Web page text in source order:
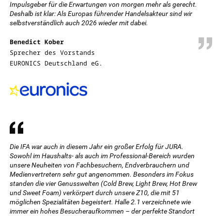
Impulsgeber für die Erwartungen von morgen mehr als gerecht.
Deshalb ist klar: Als Europas führender Handelsakteur sind wir
selbstverständlich auch 2026 wieder mit dabei.
Benedict Kober
Sprecher des Vorstands
EURONICS Deutschland eG.
Die IFA war auch in diesem Jahr ein großer Erfolg für JURA.
Sowohl im Haushalts- als auch im Professional-Bereich wurden
unsere Neuheiten von Fachbesuchern, Endverbrauchern und
Medienvertretern sehr gut angenommen. Besonders im Fokus
standen die vier Genusswelten (Cold Brew, Light Brew, Hot Brew
und Sweet Foam) verkörpert durch unsere Z10, die mit 51
möglichen Spezialitäten begeistert. Halle 2.1 verzeichnete wie
immer ein hohes Besucheraufkommen – der perfekte Standort